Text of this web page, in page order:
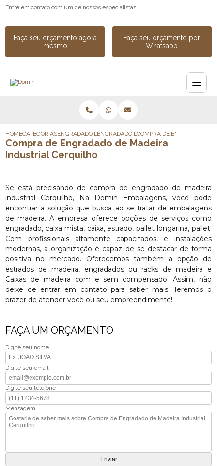
Entre em contato com um de nossos especialistas!
Faça seu orçamento agora
mesmo
Faça seu orçamento por
Whatsapp
HOMECATEGORIASENGRADADO DE MADEIRAENGRADADO DE MADEIRA PARA CARGA
COMPRA DE ENGRADADO
Compra de Engradado de Madeira
Industrial Cerquilho
Se está precisando de compra de engradado de madeira
industrial Cerquilho, Na Domih Embalagens, você pode
encontrar a solução que busca ao se tratar de embalagens
de madeira. A empresa oferece opções de serviços como
engradado, caixa mista, caixa, estrado, pallet longarina, pallet.
Com profissionais altamente capacitados, e instalações
modernas, a organização é capaz de se destacar de forma
positiva no mercado. Oferecemos também a opção de
estrados de madeira, engradados ou racks de madeira e
Caixas de madeira com e sem compensado. Assim, não
deixe de entrar em contato para saber mais. Teremos o
prazer de atender você ou seu empreendimento!
FAÇA UM ORÇAMENTO
Digite seu nome
Digite seu email
Digite seu telefone
Mensagem